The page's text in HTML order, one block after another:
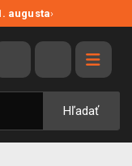
augusta›
Hľadať